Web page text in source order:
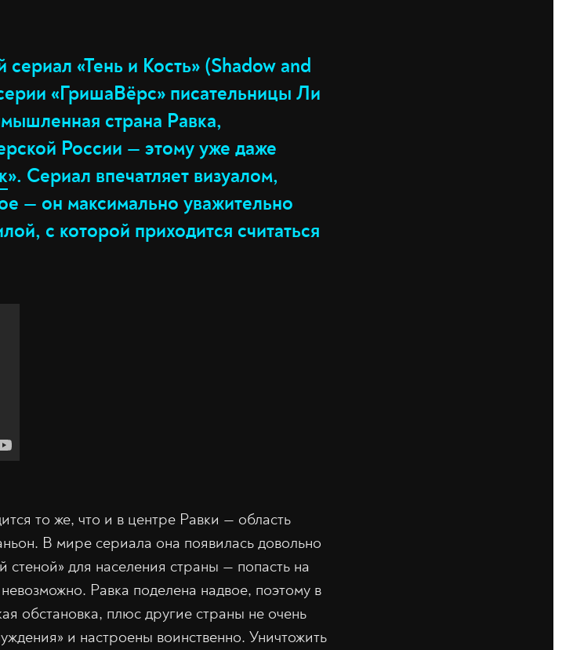
«Тень и Кость» (Shadow and
«ГришаВёрс» писательницы Ли
страна Равка,
России — этому уже даже
». Сериал впечатляет визуалом,
— он максимально уважительно
с которой приходится считаться
то же, что и в центре Равки — область
В мире сериала она появилась довольно
стеной» для населения страны — попасть на
Равка поделена надвое, поэтому в
обстановка, плюс другие страны не очень
и настроены воинственно. Уничтожить